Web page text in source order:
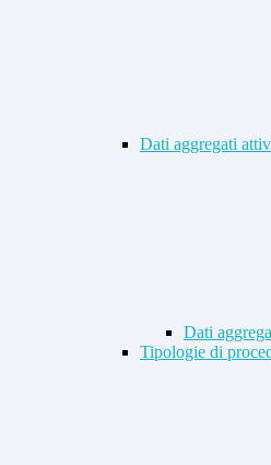
Dati aggregati
Dati
Tipologie di